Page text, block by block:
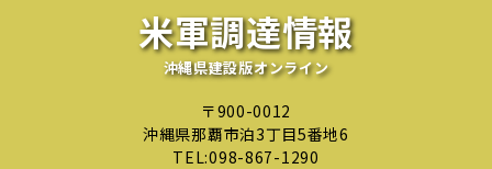
米軍調達情報
沖縄県建設版オンライン
〒900-0012
沖縄県那覇市泊3丁目5番地6
TEL:098-867-1290